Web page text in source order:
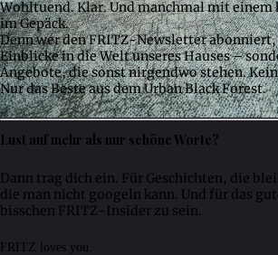
Wohltuend. Klar. Und manchmal mit einem
im Gepäck.
Denn wer den FRITZ-Newsletter
Einblicke in die Welt unseres Hauses –
Angebote, die sonst nirgendwo stehen.
Nur das Beste aus dem Urban Black Forest.
Lust auf mehr als nur schöne Worte?
Dann trag dich ein. Für Geschichten, die
die man nicht googeln kann. Und für das
bisschen FRITZ-Insider zu sein.
FRITZ loves you.